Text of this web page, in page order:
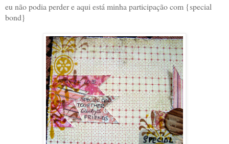
eu não podia perder e aqui está minha participação com {special
bond}